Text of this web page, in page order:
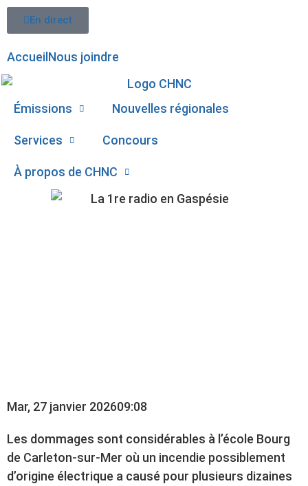
En direct
Accueil Nous joindre
Émissions Nouvelles régionales
Services Concours
À propos de CHNC
Mar, 27 janvier 202609:08
Les dommages sont considérables à l’école Bourg
de Carleton-sur-Mer où un incendie possiblement
d’origine électrique a causé pour plusieurs dizaines